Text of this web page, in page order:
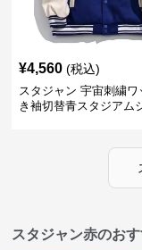
¥4,560 (税込)
スタジャン 宇宙刺繍ワ
き袖切替青スタジアム
スタジャン赤のお